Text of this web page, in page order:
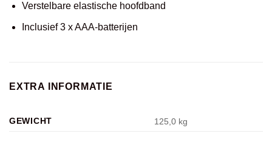
Verstelbare elastische hoofdband
Inclusief 3 x AAA-batterijen
EXTRA INFORMATIE
GEWICHT 125,0 kg